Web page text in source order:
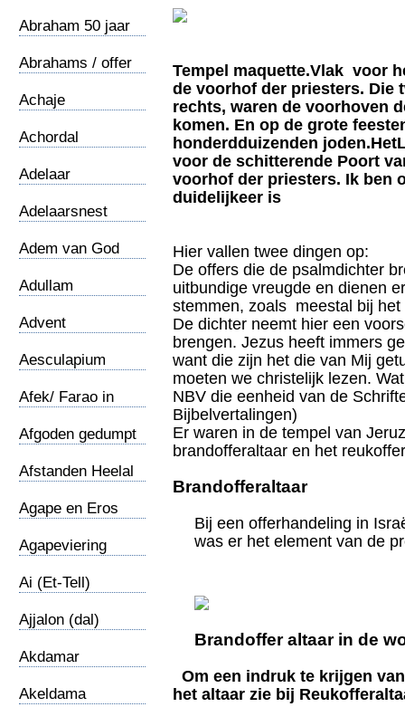
Abraham 50 jaar
Abrahams / offer
Achaje
Achordal
Adelaar
Adelaarsnest
Adem van God
Adullam
Advent
Aesculapium
Afek/ Farao in
Afgoden gedumpt
Afstanden Heelal
Agape en Eros
Agapeviering
Ai (Et-Tell)
Ajjalon (dal)
Akdamar
Akeldama
Tempel maquette.Vlak voor
de voorhof der priesters. Die
rechts, waren de voorhoven
komen. En op de grote
honderdduizenden
voor de schitterende Poort
voorhof der priesters. Ik ben
duidelijkeer is
Hier vallen twee dingen op:
De offers die de psalmdichter
uitbundige vreugde en dienen
stemmen, zoals meestal bij
De dichter neemt hier een
brengen. Jezus heeft immers
want die zijn het die van Mij
moeten we christelijk lezen.
NBV die eenheid van de
Bijbelvertalingen)
Er waren in de tempel van
brandofferaltaar en het
Brandofferaltaar
Bij een offerhandeling in
was er het element van de
Brandoffer altaar in de
Om een indruk te krijgen
het altaar zie bij